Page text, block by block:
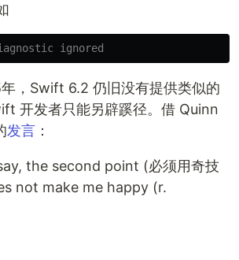
，Swift 6.2 仍旧没有提供类似的
开发者只能另辟蹊径。借 Quinn
发言 ：
the second point (必须用奇技
not make me happy (r.